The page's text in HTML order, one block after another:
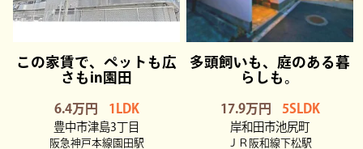
この家賃で、ペットも広
さもin園田
6.4万円 1LDK
豊中市津島3丁目
阪急神戸本線園田駅
多頭飼いも、庭のある暮
らしも。
17.9万円 5SLDK
岸和田市池尻町
ＪＲ阪和線下松駅